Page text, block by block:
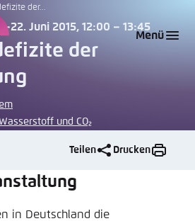
Menü
der...
Date
22. Juni 2015, 12:00 – 13:45
der
und CO₂
Teilen Drucken
in Deutschland die
..., ... und ... zu verwalten.
Passwort vergessen?
der Webseite
ihr Farbschema basierend
an. Wählen Sie aus,